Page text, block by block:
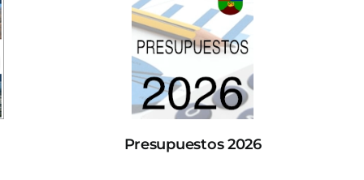
Presupuestos 2026